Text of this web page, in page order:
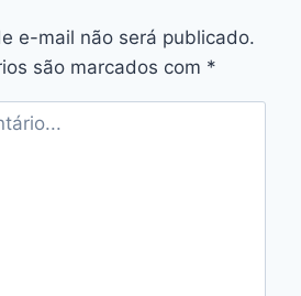
e-mail não será publicado.
são marcados com *